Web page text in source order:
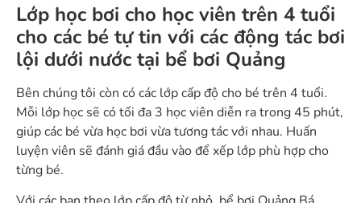
Lớp học bơi cho học viên trên 4 tuổi
cho các bé tự tin với các động tác bơi
lội dưới nước tại bể bơi Quảng
Bên chúng tôi còn có các lớp cấp độ cho bé trên 4 tuổi.
Mỗi lớp học sẽ có tối đa 3 học viên diễn ra trong 45 phút,
giúp các bé vừa học bơi vừa tương tác với nhau. Huấn
luyện viên sẽ đánh giá đầu vào để xếp lớp phù hợp cho
từng bé.